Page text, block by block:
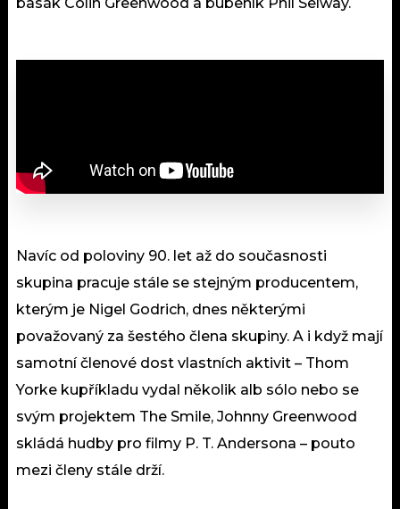
Navíc od poloviny 90. let až do současnosti
skupina pracuje stále se stejným producentem,
kterým je Nigel Godrich, dnes některými
považovaný za šestého člena skupiny. A i když mají
samotní členové dost vlastních aktivit – Thom
Yorke kupříkladu vydal několik alb sólo nebo se
svým projektem The Smile, Johnny Greenwood
skládá hudby pro filmy P. T. Andersona – pouto
mezi členy stále drží.